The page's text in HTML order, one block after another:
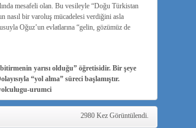
mesafeli olan. Bu vesileyle “Doğu Türkistan
nasıl bir varoluş mücadelesi verdiğini asla
Oğuz’un evlatlarına “gelin, gözümüz de
yarısı olduğu” öğretisidir. Bir şeye
“yol alma” süreci başlamıştır.
urumci
2980 Kez Görüntülendi.